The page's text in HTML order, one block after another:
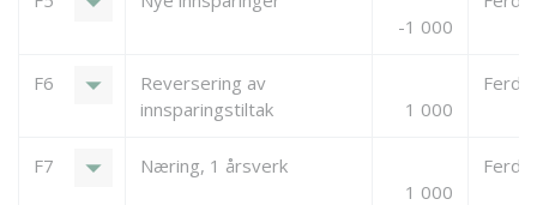
-1 000
F6 arrow_drop_down
Reversering av
innsparingstiltak
1 000
F7 arrow_drop_down
Næring, 1 årsverk
1 000